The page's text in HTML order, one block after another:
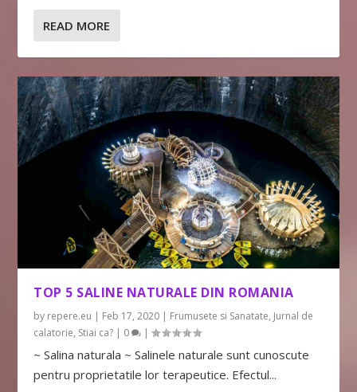
READ MORE
TOP 5 SALINE NATURALE DIN ROMANIA
by repere.eu | Feb 17, 2020 | Frumusete si Sanatate, Jurnal de
calatorie, Stiai ca? | 0 |
~ Salina naturala ~ Salinele naturale sunt cunoscute
pentru proprietatile lor terapeutice. Efectul...